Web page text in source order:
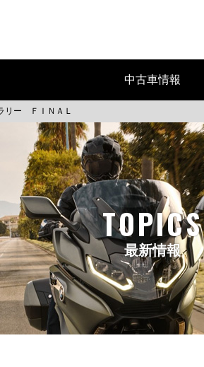
中古車情報
リー ＦＩＮＡＬ
TOPICS
最新情報